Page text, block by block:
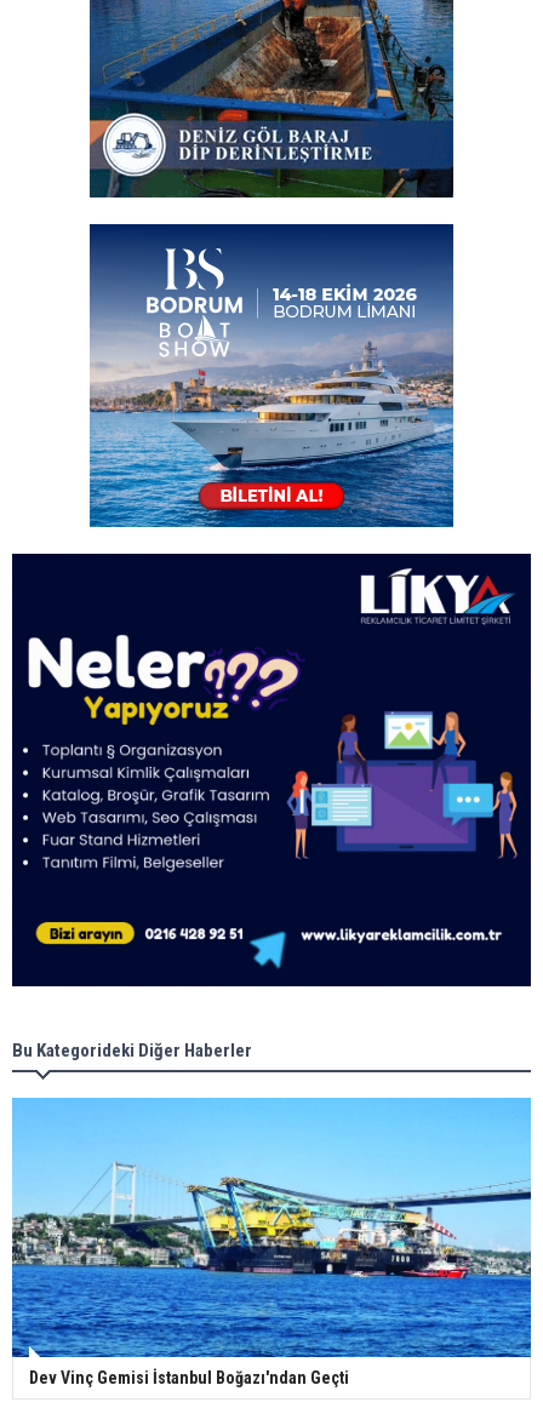
Bu Kategorideki Diğer Haberler
Dev Vinç Gemisi İstanbul Boğazı'ndan Geçti